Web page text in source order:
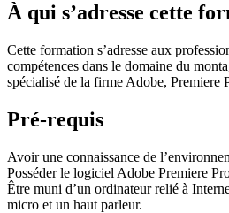
À qui s’adresse cette
Cette formation s’adresse aux
compétences dans le domaine du
spécialisé de la firme Adobe, Premiere
Pré-requis
Avoir une connaissance de
Posséder le logiciel Adobe Premiere
Être muni d’un ordinateur relié à
micro et un haut parleur.